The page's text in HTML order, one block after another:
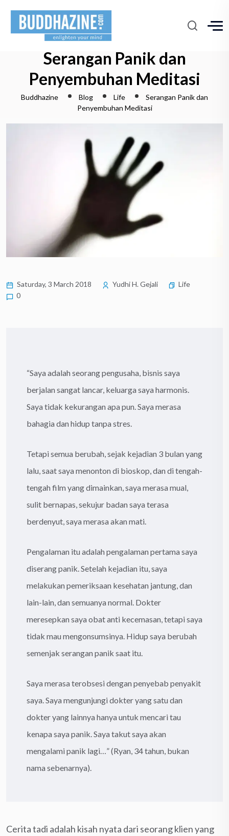
Serangan Panik dan
Penyembuhan Meditasi
Buddhazine Blog Life
Serangan Panik dan
Penyembuhan Meditasi
Saturday, 3 March 2018 Yudhi H. Gejali
Life
0
“Saya adalah seorang pengusaha, bisnis saya
berjalan sangat lancar, keluarga saya harmonis.
Saya tidak kekurangan apa pun. Saya merasa
bahagia dan hidup tanpa stres.
Tetapi semua berubah, sejak kejadian 3 bulan yang
lalu, saat saya menonton di bioskop, dan di tengah-
tengah film yang dimainkan, saya merasa mual,
sulit bernapas, sekujur badan saya terasa
berdenyut, saya merasa akan mati.
Pengalaman itu adalah pengalaman pertama saya
diserang panik. Setelah kejadian itu, saya
melakukan pemeriksaan kesehatan jantung, dan
lain-lain, dan semuanya normal. Dokter
meresepkan saya obat anti kecemasan, tetapi saya
tidak mau mengonsumsinya. Hidup saya berubah
semenjak serangan panik saat itu.
Saya merasa terobsesi dengan penyebab penyakit
saya. Saya mengunjungi dokter yang satu dan
dokter yang lainnya hanya untuk mencari tau
kenapa saya panik. Saya takut saya akan
mengalami panik lagi…” (Ryan, 34 tahun, bukan
nama sebenarnya).
Cerita tadi adalah kisah nyata dari seorang klien yang